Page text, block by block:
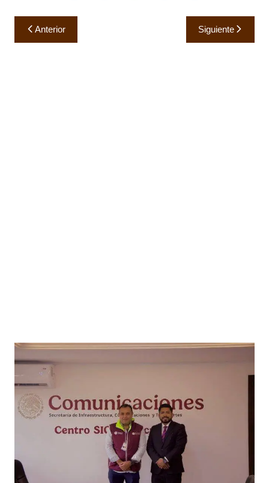
Navegación
de
Anterior Siguiente